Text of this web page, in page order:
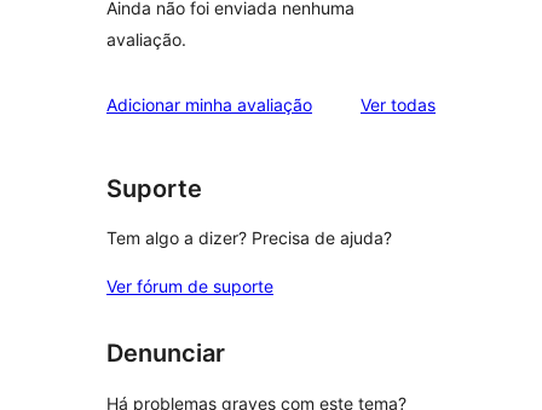
Ainda não foi enviada nenhuma
avaliação.
Adicionar minha avaliação Ver todasavaliações
Suporte
Tem algo a dizer? Precisa de ajuda?
Ver fórum de suporte
Denunciar
Há problemas graves com este tema?